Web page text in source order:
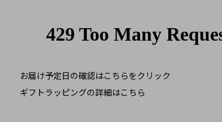
お届け予定日の確認はこちらをクリック
ギフトラッピングの詳細はこちら